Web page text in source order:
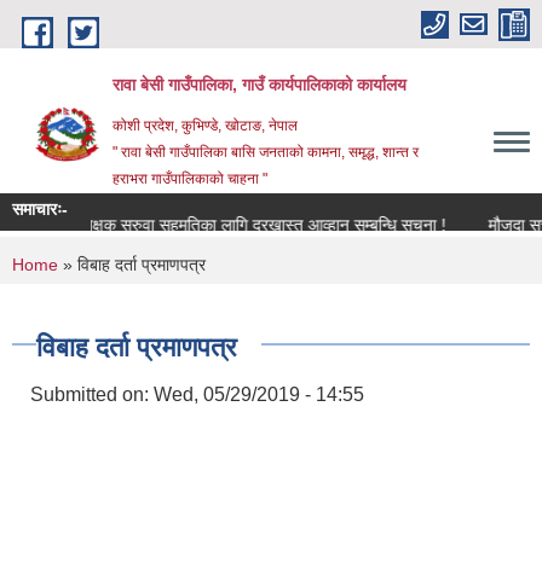
Skip to main content
रावा बेसी गाउँपालिका, गाउँ कार्यपालिकाको कार्यालय
कोशी प्रदेश, कुभिण्डे, खोटाङ, नेपाल
" रावा बेसी गाउँपालिका बासि जनताको कामना, समृद्ध, शान्त र
हराभरा गाउँपालिकाको चाहना "
समाचारः-
शिक्षक सरुवा सहमतिका लागि दरखास्त आव्हान सम्बन्धि सूचना !
मौजुदा सूची
You are here
Home » विबाह दर्ता प्रमाणपत्र
विबाह दर्ता प्रमाणपत्र
Submitted on: Wed, 05/29/2019 - 14:55